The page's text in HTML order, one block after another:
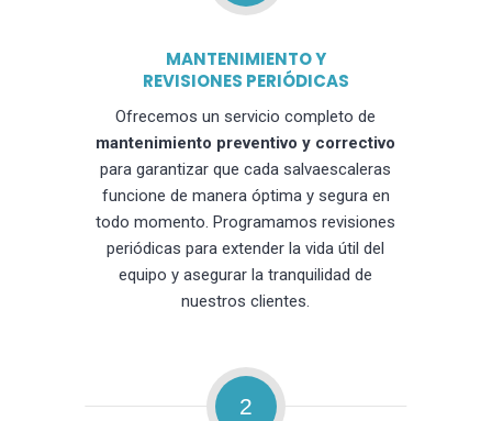
MANTENIMIENTO Y
REVISIONES PERIÓDICAS
Ofrecemos un servicio completo de
mantenimiento preventivo y correctivo
para garantizar que cada salvaescaleras
funcione de manera óptima y segura en
todo momento. Programamos revisiones
periódicas para extender la vida útil del
equipo y asegurar la tranquilidad de
nuestros clientes.
2